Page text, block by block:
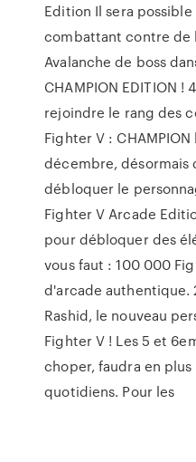
Edition Il sera
combattant contre de
Avalanche de boss
CHAMPION EDITION
rejoindre le rang des
Fighter V :
décembre, désormais
débloquer le
Fighter V Arcade
pour débloquer des
vous faut : 100 000
d'arcade authentique.
Rashid, le nouveau
Fighter V ! Les 5 et
choper, faudra en
quotidiens. Pour les